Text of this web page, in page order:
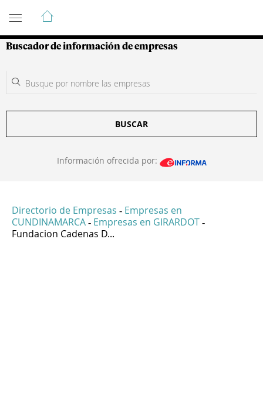
Guía de Empresas Colombianas
Buscador de información de empresas
BUSCAR
Información ofrecida por:
Directorio de Empresas - Empresas en
CUNDINAMARCA - Empresas en GIRARDOT -
Fundacion Cadenas D...